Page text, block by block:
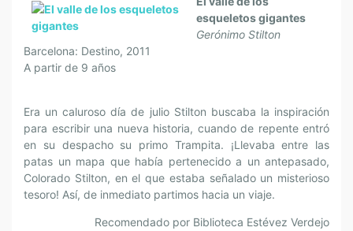
esqueletos gigantes
Gerónimo Stilton
Barcelona: Destino, 2011
A partir de 9 años
Era un caluroso día de julio Stilton buscaba la inspiración
para escribir una nueva historia, cuando de repente entró
en su despacho su primo Trampita. ¡Llevaba entre las
patas un mapa que había pertenecido a un antepasado,
Colorado Stilton, en el que estaba señalado un misterioso
tesoro! Así, de inmediato partimos hacia un viaje.
Recomendado por Biblioteca Estévez Verdejo